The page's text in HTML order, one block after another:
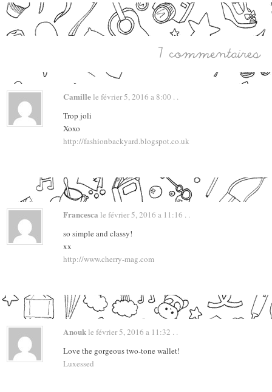
Camille le février 5, 2016 a 8:00 . .
Trop joli
Xoxo
http://fashionbackyard.blogspot.co.uk
Francesca le février 5, 2016 a 11:16 . .
so simple and classy!
xx
http://www.cherry-mag.com
Anouk le février 5, 2016 a 11:32 . .
Love the gorgeous two-tone wallet!
Luxessed